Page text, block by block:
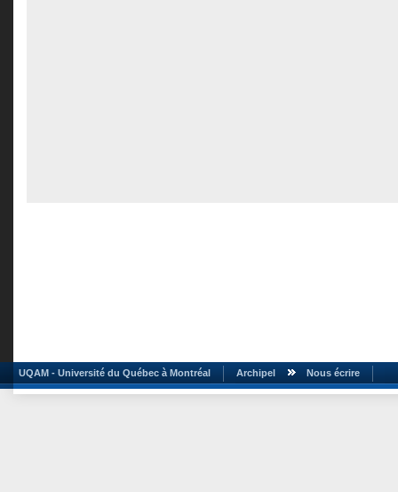
UQAM - Université du Québec à Montréal Archipel Nous écrire